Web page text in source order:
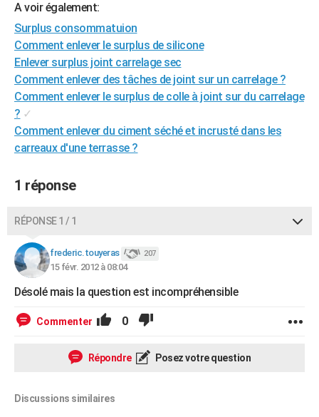
Guides de France
Escapades
Patrimoine
Expositions
Musées
Week-end nature
+LIFESTYLE
Art de vivre
Bien-être
Loisirs
Mode
Modes de vie
SANTE
Alimentation
Guide de la santé
Maladies
Médicaments
Sommeil
VOYAGE
Destinations
City break
Voyage nature
Voyage de noces
Forum
Climat
+PHOTO
GUIDES D'ACHAT
CARTE DE VOEUX
Carte de Noël
Carte Bonne année
Carte Saint-Valentin
Carte Pâques
Carte d'anniversaire
DICTIONNAIRE
Dictionnaire
Biographies
Citations
Expressions
Proverbes
PROGRAMME TV
COPAINS D'AVANT
A voir également:
Surplus consommatuion
Comment enlever le surplus de silicone
Enlever surplus joint carrelage sec
Comment enlever des tâches de joint sur un carrelage ?
Comment enlever le surplus de colle à joint sur du carrelage
? ✓
Comment enlever du ciment séché et incrusté dans les
carreaux d'une terrasse ?
1 réponse
RÉPONSE 1 / 1
frederic.touyeras 207
15 févr. 2012 à 08:04
Désolé mais la question est incompréhensible
Commenter 0
Répondre Posez votre question
Discussions similaires